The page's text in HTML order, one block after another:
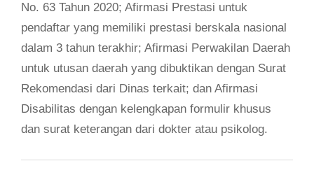
No. 63 Tahun 2020; Afirmasi Prestasi untuk
pendaftar yang memiliki prestasi berskala nasional
dalam 3 tahun terakhir; Afirmasi Perwakilan Daerah
untuk utusan daerah yang dibuktikan dengan Surat
Rekomendasi dari Dinas terkait; dan Afirmasi
Disabilitas dengan kelengkapan formulir khusus
dan surat keterangan dari dokter atau psikolog.